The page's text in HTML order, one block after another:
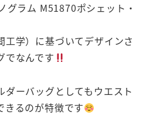
グラム M51870ポシェット・
工学）に基づいてデザインさ
でなんです
ダーバッグとしてもウエスト
きるのが特徴です